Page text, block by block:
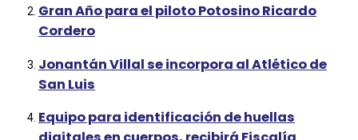
Gran Año para el piloto Potosino Ricardo
Cordero
Jonantán Villal se incorpora al Atlético de
San Luis
Equipo para identificación de huellas